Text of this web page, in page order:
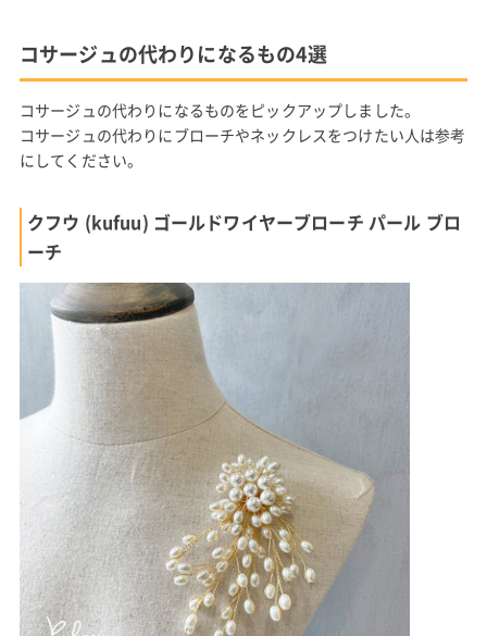
コサージュの代わりになるもの4選
コサージュの代わりになるものをピックアップしました。
コサージュの代わりにブローチやネックレスをつけたい人は参考
にしてください。
クフウ (kufuu) ゴールドワイヤーブローチ パール ブロ
ーチ